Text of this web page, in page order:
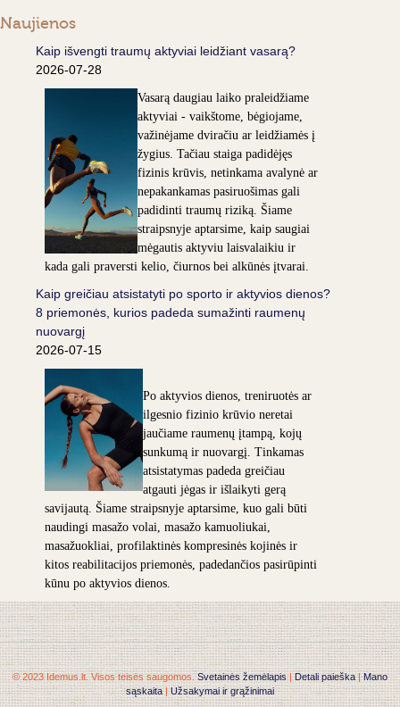
Naujienos
Kaip išvengti traumų aktyviai leidžiant vasarą?
2026-07-28
Vasarą daugiau laiko praleidžiame
aktyviai - vaikštome, bėgiojame,
važinėjame dviračiu ar leidžiamės į
žygius. Tačiau staiga padidėjęs
fizinis krūvis, netinkama avalynė ar
nepakankamas pasiruošimas gali
padidinti traumų riziką. Šiame
straipsnyje aptarsime, kaip saugiai
mėgautis aktyviu laisvalaikiu ir
kada gali praversti kelio, čiurnos bei alkūnės įtvarai.
Kaip greičiau atsistatyti po sporto ir aktyvios dienos?
8 priemonės, kurios padeda sumažinti raumenų
nuovargį
2026-07-15
Po aktyvios dienos, treniruotės ar
ilgesnio fizinio krūvio neretai
jaučiame raumenų įtampą, kojų
sunkumą ir nuovargį. Tinkamas
atsistatymas padeda greičiau
atgauti jėgas ir išlaikyti gerą
savijautą. Šiame straipsnyje aptarsime, kuo gali būti
naudingi masažo volai, masažo kamuoliukai,
masažuokliai, profilaktinės kompresinės kojinės ir
kitos reabilitacijos priemonės, padedančios pasirūpinti
kūnu po aktyvios dienos.
© 2023 Idemus.lt. Visos teisės saugomos.Svetainės žemėlapis|Detali paieška|Mano
sąskaita|Užsakymai ir grąžinimai